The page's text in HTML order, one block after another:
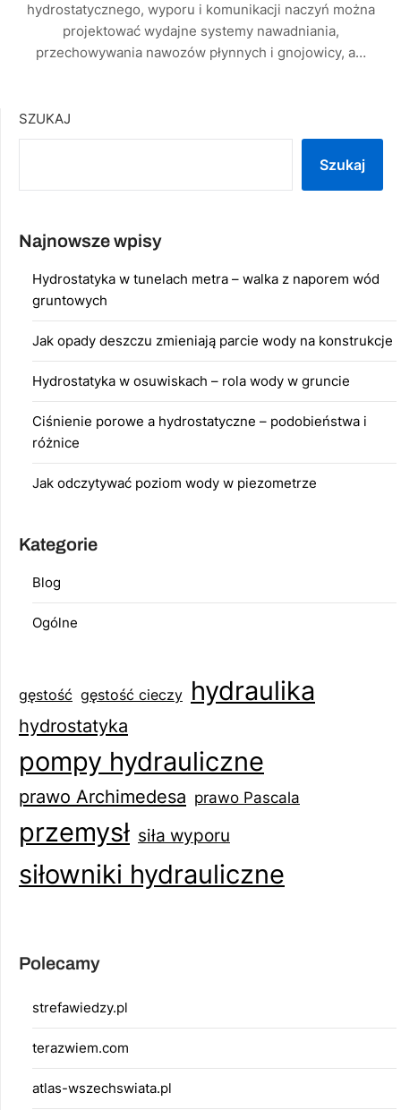
hydrostatycznego, wyporu i komunikacji naczyń można
projektować wydajne systemy nawadniania,
przechowywania nawozów płynnych i gnojowicy, a…
SZUKAJ
Szukaj
Najnowsze wpisy
Hydrostatyka w tunelach metra – walka z naporem wód
gruntowych
Jak opady deszczu zmieniają parcie wody na konstrukcje
Hydrostatyka w osuwiskach – rola wody w gruncie
Ciśnienie porowe a hydrostatyczne – podobieństwa i
różnice
Jak odczytywać poziom wody w piezometrze
Kategorie
Blog
Ogólne
gęstość gęstość cieczy hydraulika
hydrostatyka
pompy hydrauliczne
prawo Archimedesa prawo Pascala
przemysł siła wyporu
siłowniki hydrauliczne
Polecamy
strefawiedzy.pl
terazwiem.com
atlas-wszechswiata.pl